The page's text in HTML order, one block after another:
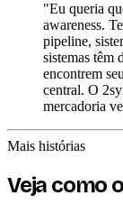
"Eu queria
awareness.
pipeline,
sistemas têm
encontrem
central. O
mercadoria
Mais histórias
Veja como